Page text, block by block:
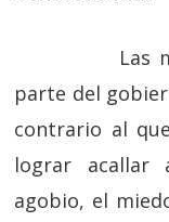
Las malas
parte del
contrario al
lograr acallar
agobio, el